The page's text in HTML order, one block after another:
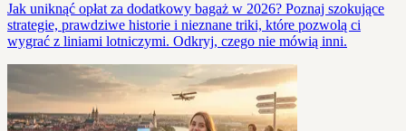
Jak uniknąć opłat za dodatkowy bagaż w 2026? Poznaj szokujące
strategie, prawdziwe historie i nieznane triki, które pozwolą ci
wygrać z liniami lotniczymi. Odkryj, czego nie mówią inni.